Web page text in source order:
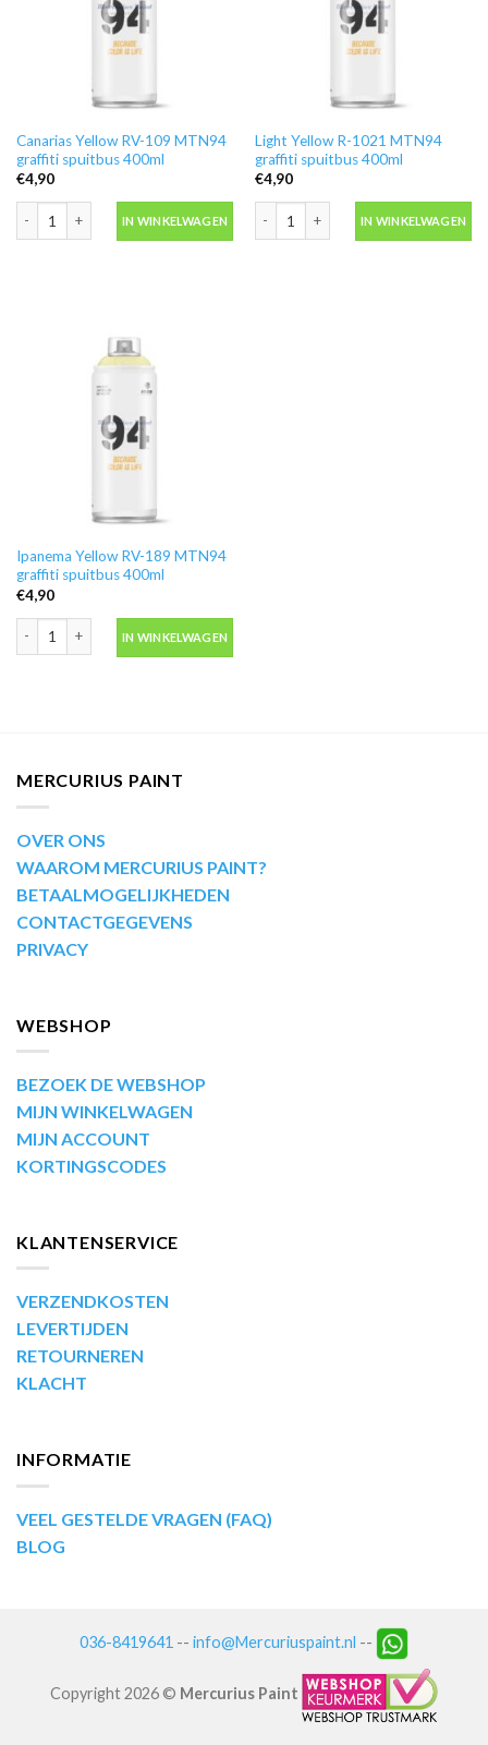
Canarias Yellow RV-109 MTN94
graffiti spuitbus 400ml
€4,90
IN WINKELWAGEN
Light Yellow R-1021 MTN94
graffiti spuitbus 400ml
€4,90
IN WINKELWAGEN
Ipanema Yellow RV-189 MTN94
graffiti spuitbus 400ml
€4,90
IN WINKELWAGEN
MERCURIUS PAINT
OVER ONS
WAAROM MERCURIUS PAINT?
BETAALMOGELIJKHEDEN
CONTACTGEGEVENS
PRIVACY
WEBSHOP
BEZOEK DE WEBSHOP
MIJN WINKELWAGEN
MIJN ACCOUNT
KORTINGSCODES
KLANTENSERVICE
VERZENDKOSTEN
LEVERTIJDEN
RETOURNEREN
KLACHT
INFORMATIE
VEEL GESTELDE VRAGEN (FAQ)
BLOG
036-8419641 -- info@Mercuriuspaint.nl --
Copyright 2026 © Mercurius Paint